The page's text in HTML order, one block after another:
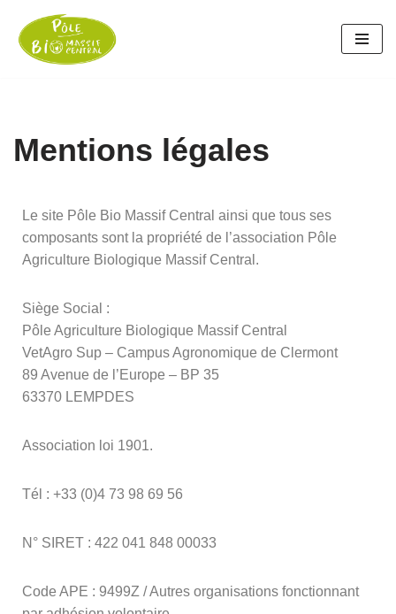
Aller
Mentions légales
Le site Pôle Bio Massif Central ainsi que tous ses
composants sont la propriété de l’association Pôle
Agriculture Biologique Massif Central.
Siège Social :
Pôle Agriculture Biologique Massif Central
VetAgro Sup – Campus Agronomique de Clermont
89 Avenue de l’Europe – BP 35
63370 LEMPDES
Association loi 1901.
Tél : +33 (0)4 73 98 69 56
N° SIRET : 422 041 848 00033
Code APE : 9499Z / Autres organisations fonctionnant